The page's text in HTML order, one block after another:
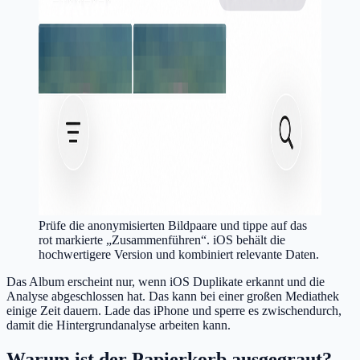
Prüfe die anonymisierten Bildpaare und tippe auf das
rot markierte „Zusammenführen“. iOS behält die
hochwertigere Version und kombiniert relevante Daten.
Das Album erscheint nur, wenn iOS Duplikate erkannt und die
Analyse abgeschlossen hat. Das kann bei einer großen Mediathek
einige Zeit dauern. Lade das iPhone und sperre es zwischendurch,
damit die Hintergrundanalyse arbeiten kann.